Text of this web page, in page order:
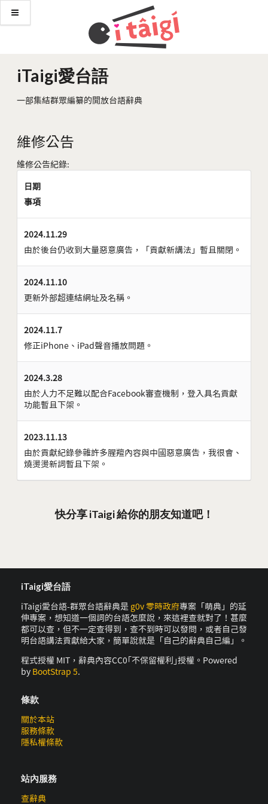
iTaigi愛台語
一部集結群眾編纂的開放台語辭典
維修公告
維修公告紀錄:
日期
事項
2024.11.29
由於後台仍收到大量惡意廣告，「貢獻新講法」暫且關閉。
2024.11.10
更新外部超連結網址及名稱。
2024.11.7
修正iPhone、iPad聲音播放問題。
2024.3.28
由於人力不足難以配合Facebook審查機制，登入具名貢獻
功能暫且下架。
2023.11.13
由於貢獻紀錄參雜許多腥羶內容與中國惡意廣告，我很會、
燒燙燙新詞暫且下架。
快分享 iTaigi 給你的朋友知道吧！
iTaigi愛台語
iTaigi愛台語-群眾台語辭典是 g0v 零時政府專案「萌典」的延
伸專案，想知道一個詞的台語怎麼說，來這裡查就對了！甚麼
都可以查，但不一定查得到，查不到時可以發問，或者自己發
明台語講法貢獻給大家，簡單說就是「自己的辭典自己編」。
程式授權 MIT，辭典內容CC0｢不保留權利｣授權。Powered
by BootStrap 5.
條款
關於本站
服務條款
隱私權條款
站內服務
查辭典